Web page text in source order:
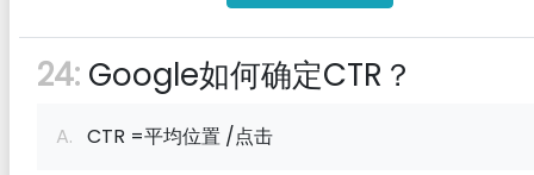
24: Google如何确定CTR？
A. CTR =平均位置 /点击